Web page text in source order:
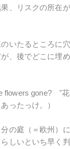
、リスクの所在
いたるところに
、後でどこに埋
flowers gone? "
ったっけ。）
の庭（＝欧州）
しいといち早く